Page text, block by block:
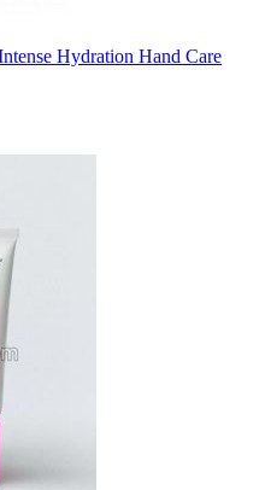
Hydration Hand Care